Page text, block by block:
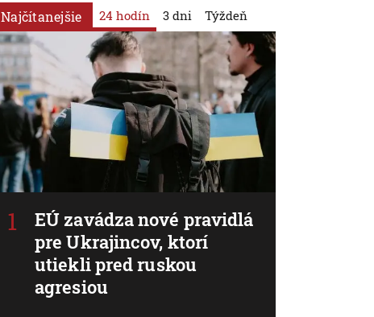
Najčítanejšie 24 hodín
EÚ zavádza nové pravidlá
pre Ukrajincov, ktorí
utiekli pred ruskou
agresiou
3 dni Týždeň